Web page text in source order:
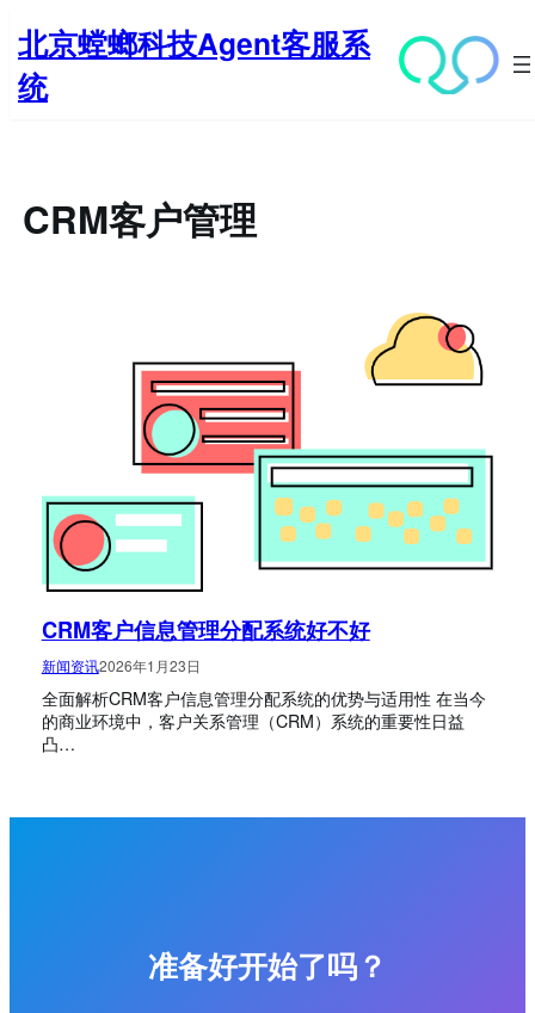
至
内
容
北京螳螂科技Agent客服系
统
CRM客户管理
CRM客户信息管理分配系统好不好
新闻资讯2026年1月23日
全面解析CRM客户信息管理分配系统的优势与适用性 在当今
的商业环境中，客户关系管理（CRM）系统的重要性日益
凸…
准备好开始了吗？